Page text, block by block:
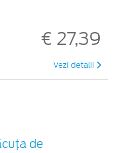
€ 27,39
Vezi detalii
de